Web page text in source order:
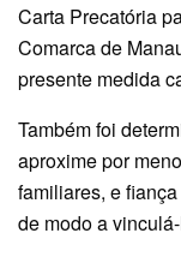
Carta Precatória
Comarca de
presente medida
Também foi
aproxime por
familiares, e
de modo a